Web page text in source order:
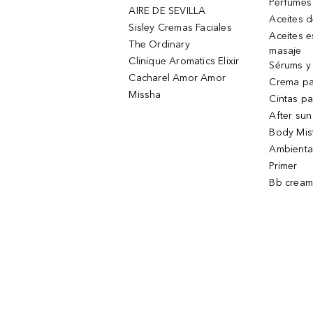
AIRE DE SEVILLA
Sisley Cremas Faciales
The Ordinary
Clinique Aromatics Elixir
Cacharel Amor Amor
Missha
Perfumes
Aceites
Aceites
masaje
Sérums
Crema
Cintas
After sun
Body
Primer
Bb